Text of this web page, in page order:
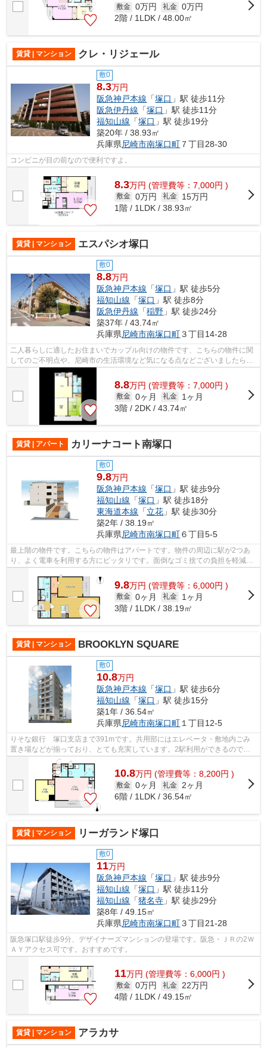
敷金 0万円 礼金 0万円
2階 / 1LDK / 48.00㎡
賃貸 | マンション クレ・リジェール
敷0
8.3万円
阪急神戸本線 「塚口 」駅 徒歩11分
阪急伊丹線 「塚口 」駅 徒歩11分
福知山線 「塚口 」駅 徒歩19分
築20年 / 38.93㎡
兵庫県尼崎市南塚口町 ７丁目28-30
コンビニが目の前なので便利ですよ。
8.3万円 (管理費等：7,000円 )
敷金 0万円 礼金
15万円
1階 / 1LDK / 38.93㎡
賃貸 | マンション エスパシオ塚口
敷0
8.8万円
阪急神戸本線 「塚口 」駅 徒歩5分
福知山線 「塚口 」駅 徒歩8分
阪急伊丹線 「稲野 」駅 徒歩24分
築37年 / 43.74㎡
兵庫県尼崎市南塚口町３丁目14-28
二人暮らしに適したお住まいでカップル向けの物件です、こちらの物件に関
してのご不明点や、尼崎市の生活環境など気になる点などございましたらま
ずは当店スタッフまでお気軽にご連絡...
8.8万円 (管理費等：7,000円 )
敷金 0ヶ月 礼金
1ヶ月
3階 / 2DK / 43.74㎡
賃貸 | アパート カリーナコート南塚口
敷0
9.8万円
阪急神戸本線 「塚口 」駅 徒歩9分
福知山線 「塚口 」駅 徒歩18分
東海道本線 「立花 」駅 徒歩30分
築2年 / 38.19㎡
兵庫県尼崎市南塚口町６丁目5-5
最上階の物件です。こちらの物件はアパートです。物件の周辺に駅が2つあ
り、よく電車を利用する方にピッタリです。面倒なゴミ捨ての負担を軽減さ
9.8万円 (管理費等：6,000円 )
敷金 0ヶ月 礼金
1ヶ月
3階 / 1LDK / 38.19㎡
賃貸 | マンション BROOKLYN SQUARE
敷0
10.8万円
阪急神戸本線 「塚口 」駅 徒歩6分
福知山線 「塚口 」駅 徒歩15分
築1年 / 36.54㎡
兵庫県尼崎市南塚口町 １丁目12-5
りそな銀行 塚口支店まで391mです。共用部にはエレベータ・敷地内ごみ
置き場などが揃っており、とても充実しています。2駅利用ができるので電
車の利用に役立つ物件です。こちらはマン...
10.8万円 (管理費等：8,200円 )
敷金 0ヶ月 礼金 2ヶ月
6階 / 1LDK / 36.54㎡
賃貸 | マンション リーガランド塚口
敷0
11万円
阪急神戸本線 「塚口 」駅 徒歩9分
福知山線 「塚口 」駅 徒歩11分
福知山線 「猪名寺 」駅 徒歩29分
築8年 / 49.15㎡
兵庫県尼崎市南塚口町３丁目21-28
阪急塚口駅徒歩9分、デザイナーズマンションの登場です。阪急・ＪＲの2Ｗ
ＡＹアクセス可です。おすすめです。
11万円 (管理費等：6,000円 )
敷金 0万円 礼金
22万円
4階 / 1LDK / 49.15㎡
賃貸 | マンション アラカサ